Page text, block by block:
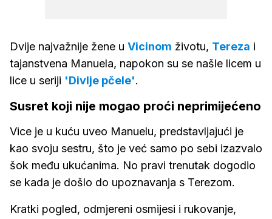
Dvije najvažnije žene u Vicinom životu, Tereza i
tajanstvena Manuela, napokon su se našle licem u
lice u seriji 'Divlje pčele'.
Susret koji nije mogao proći neprimijećeno
Vice je u kuću uveo Manuelu, predstavljajući je
kao svoju sestru, što je već samo po sebi izazvalo
šok među ukućanima. No pravi trenutak dogodio
se kada je došlo do upoznavanja s Terezom.
Kratki pogled, odmjereni osmijesi i rukovanje,